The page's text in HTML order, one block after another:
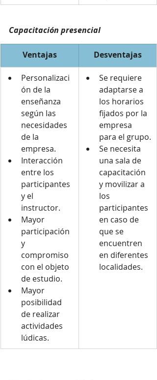
Capacitación presencial
Ventajas Desventajas
Personalizaci
ón de la
enseñanza
según las
necesidades
de la
empresa.
Interacción
entre los
participantes
y el
instructor.
Mayor
participación
y
compromiso
con el objeto
de estudio.
Mayor
posibilidad
de realizar
actividades
lúdicas.
Se requiere
adaptarse a
los horarios
fijados por la
empresa
para el grupo.
Se necesita
una sala de
capacitación
y movilizar a
los
participantes
en caso de
que se
encuentren
en diferentes
localidades.